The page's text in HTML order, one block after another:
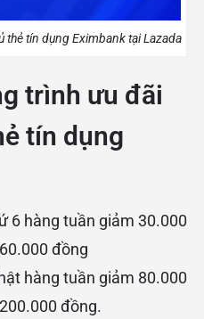
thẻ tín dụng Eximbank tại Lazada
trình ưu đãi
tín dụng
6 hàng tuần giảm 30.000
đồng
hàng tuần giảm 80.000
đồng.